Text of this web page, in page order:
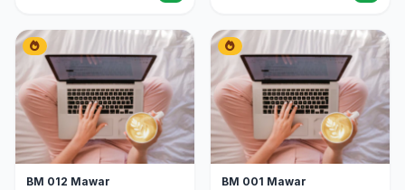
BM 012 Mawar
BM 001 Mawar